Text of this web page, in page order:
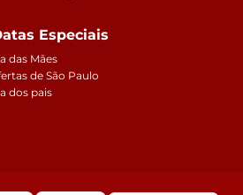
Especiais
das Mães
de São Paulo
dos pais